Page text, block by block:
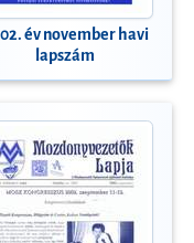
év november havi
lapszám